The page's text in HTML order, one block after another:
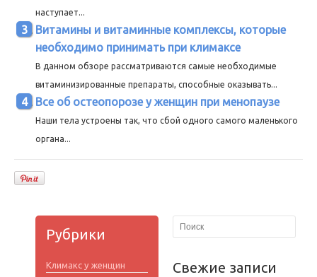
наступает...
Витамины и витаминные комплексы, которые
необходимо принимать при климаксе
В данном обзоре рассматриваются самые необходимые
витаминизированные препараты, способные оказывать...
Все об остеопорозе у женщин при менопаузе
Наши тела устроены так, что сбой одного самого маленького
органа...
Рубрики
Климакс у женщин
Свежие записи